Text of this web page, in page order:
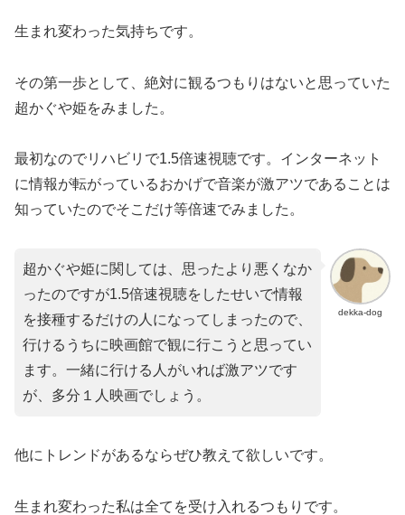
生まれ変わった気持ちです。
その第一歩として、絶対に観るつもりはないと思っていた
超かぐや姫をみました。
最初なのでリハビリで1.5倍速視聴です。インターネット
に情報が転がっているおかげで音楽が激アツであることは
知っていたのでそこだけ等倍速でみました。
dekka-dog
超かぐや姫に関しては、思ったより悪くなか
ったのですが1.5倍速視聴をしたせいで情報
を接種するだけの人になってしまったので、
行けるうちに映画館で観に行こうと思ってい
ます。一緒に行ける人がいれば激アツです
が、多分１人映画でしょう。
他にトレンドがあるならぜひ教えて欲しいです。
生まれ変わった私は全てを受け入れるつもりです。